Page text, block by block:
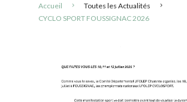
Accueil
Toutes les Actualités
CYCLO SPORT FOUSSIGNAC 2026